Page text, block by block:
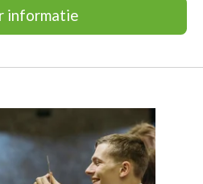
informatie